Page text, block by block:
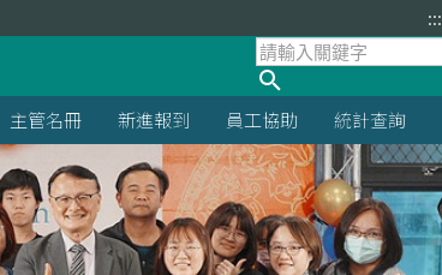
:::
主管名冊 新進報到 員工協助 統計查詢